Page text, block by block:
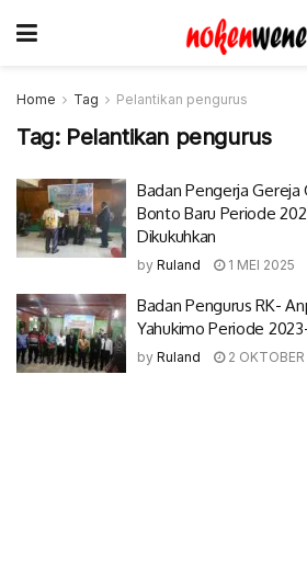
Home Tag Pelantikan pengurus
Tag: Pelantikan pengurus
Badan Pengerja Gereja
Bonto Baru Periode
Dikukuhkan
by Ruland 1 MEI 2025
Badan Pengurus RK-
Yahukimo Periode
by Ruland 2